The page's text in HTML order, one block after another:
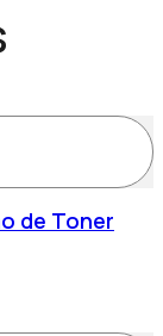
de Toner